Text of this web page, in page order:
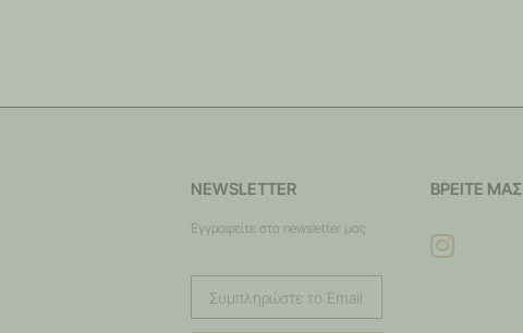
NEWSLETTER
Εγγραφείτε στο newsletter μας
ΒΡΕΊΤΕ ΜΑΣ